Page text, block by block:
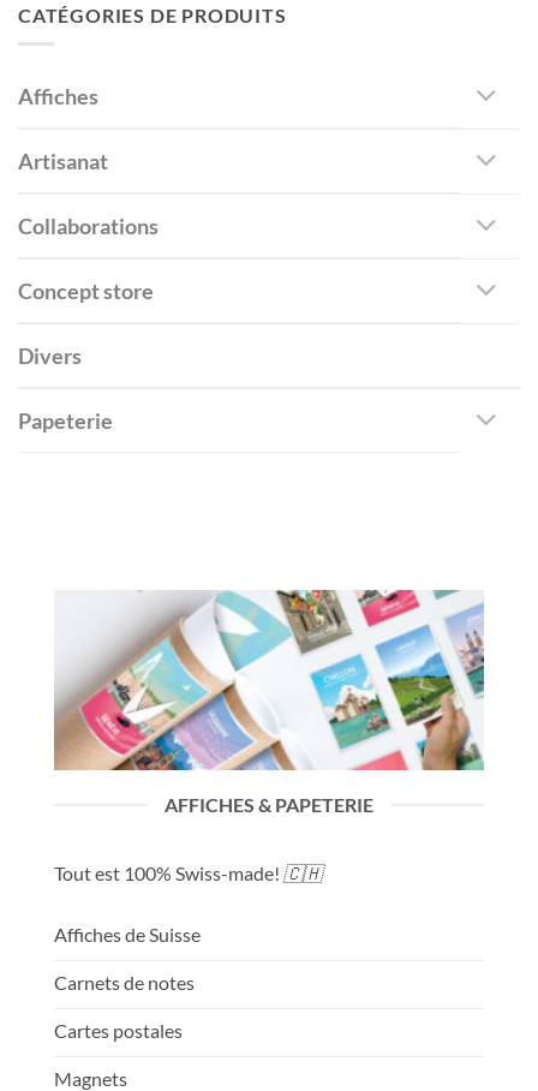
CATÉGORIES DE PRODUITS
Affiches
Artisanat
Collaborations
Concept store
Divers
Papeterie
AFFICHES & PAPETERIE
Tout est 100% Swiss-made! 🇨🇭
Affiches de Suisse
Carnets de notes
Cartes postales
Magnets